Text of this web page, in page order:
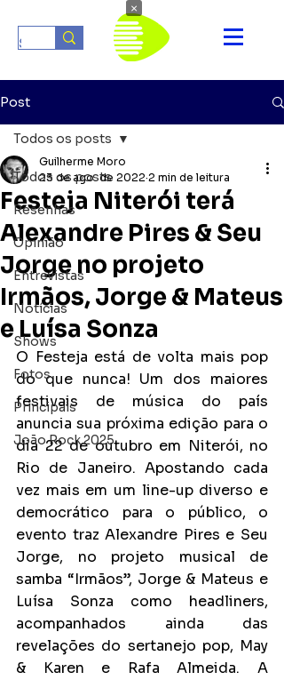
Post
Todos os posts
Resenhas
Opinião
Entrevistas
Notícias
Shows
Fotos
Principais
João Rock 2025
Todos os posts
Festeja Niterói terá
Alexandre Pires & Seu
Jorge no projeto
Irmãos, Jorge & Mateus
e Luísa Sonza
Guilherme Moro
23 de ago. de 2022 2 min de leitura
O Festeja está de volta mais pop
do que nunca! Um dos maiores
festivais de música do país
anuncia sua próxima edição para o
dia 22 de outubro em Niterói, no
Rio de Janeiro. Apostando cada
vez mais em um line-up diverso e
democrático para o público, o
evento traz Alexandre Pires e Seu
Jorge, no projeto musical de
samba “Irmãos”, Jorge & Mateus e
Luísa Sonza como headliners,
acompanhados ainda das
revelações do sertanejo pop, May
& Karen e Rafa Almeida. A
×